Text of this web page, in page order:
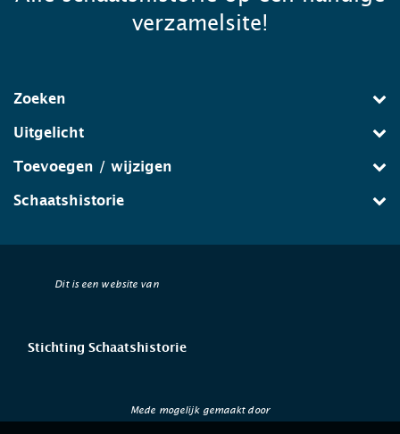
verzamelsite!
Zoeken
Uitgelicht
Toevoegen / wijzigen
Schaatshistorie
Dit is een website van
Stichting Schaatshistorie
Mede mogelijk gemaakt door